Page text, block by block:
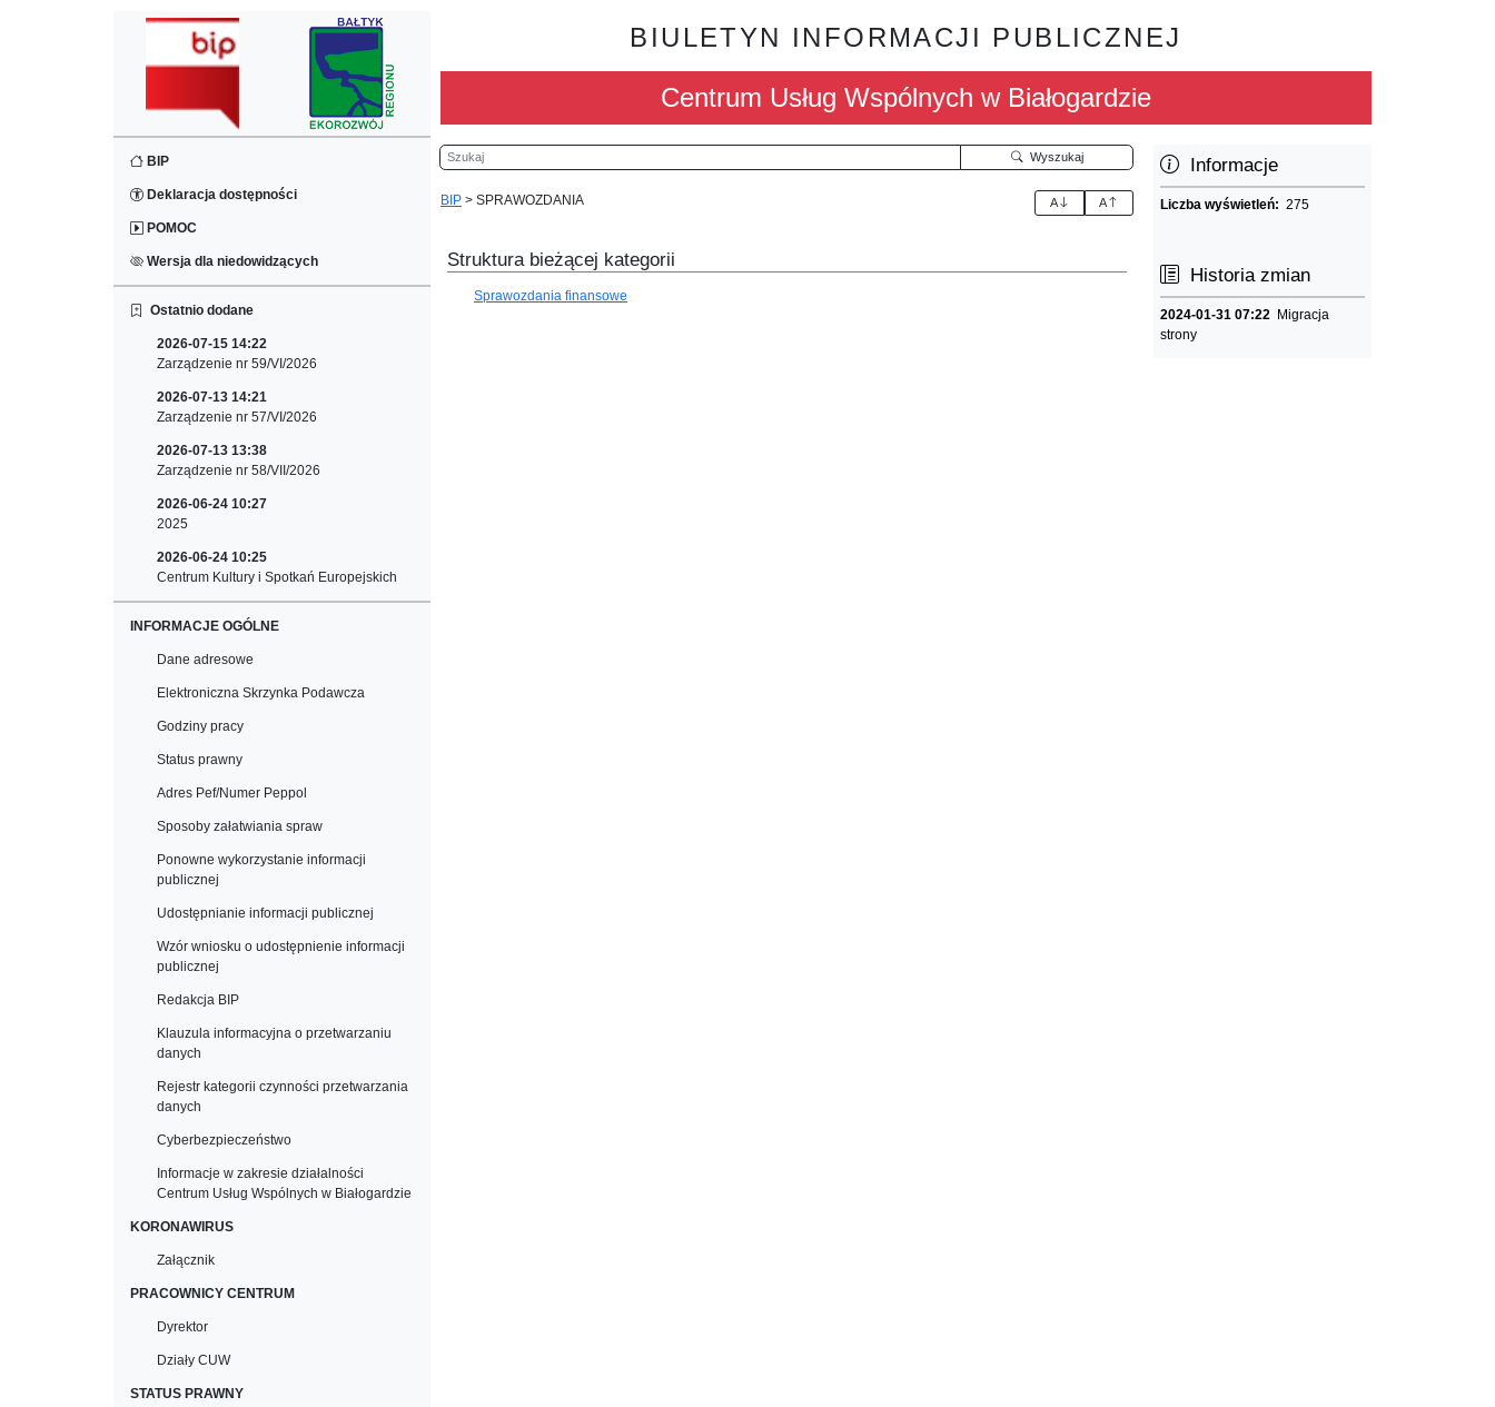
BIP
Deklaracja dostępności
POMOC
Wersja dla niedowidzących
Ostatnio dodane
2026-07-15 14:22
Zarządzenie nr 59/VI/2026
2026-07-13 14:21
Zarządzenie nr 57/VI/2026
2026-07-13 13:38
Zarządzenie nr 58/VII/2026
2026-06-24 10:27
2025
2026-06-24 10:25
Centrum Kultury i Spotkań Europejskich
INFORMACJE OGÓLNE
Dane adresowe
Elektroniczna Skrzynka Podawcza
Godziny pracy
Status prawny
Adres Pef/Numer Peppol
Sposoby załatwiania spraw
Ponowne wykorzystanie informacji
publicznej
Udostępnianie informacji publicznej
Wzór wniosku o udostępnienie informacji
publicznej
Redakcja BIP
Klauzula informacyjna o przetwarzaniu
danych
Rejestr kategorii czynności przetwarzania
danych
Cyberbezpieczeństwo
Informacje w zakresie działalności
Centrum Usług Wspólnych w Białogardzie
KORONAWIRUS
Załącznik
PRACOWNICY CENTRUM
Dyrektor
Działy CUW
STATUS PRAWNY
BIULETYN INFORMACJI PUBLICZNEJ
Centrum Usług Wspólnych w Białogardzie
Szukaj Wyszukaj
BIP > SPRAWOZDANIA A A
Struktura bieżącej kategorii
Sprawozdania finansowe
Informacje
Liczba wyświetleń:275
Historia zmian
2024-01-31 07:22 Migracja
strony